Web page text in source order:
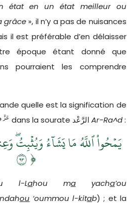
état en un état meilleur ou
grâce », il n’y a pas de nuisances
il est préférable d’en délaisser
époque étant donné que
pourraient les comprendre
quelle est la signification de
عَزَّ Ar-Ra^d:
يَمۡحُواْ ٱللَّهُ مَا يَشَآءُ وَيُثۡبِتُۖ
٣٩﴿
l-Lahou mayacha’ou
ou ‘oummou l-kitab) ; et la